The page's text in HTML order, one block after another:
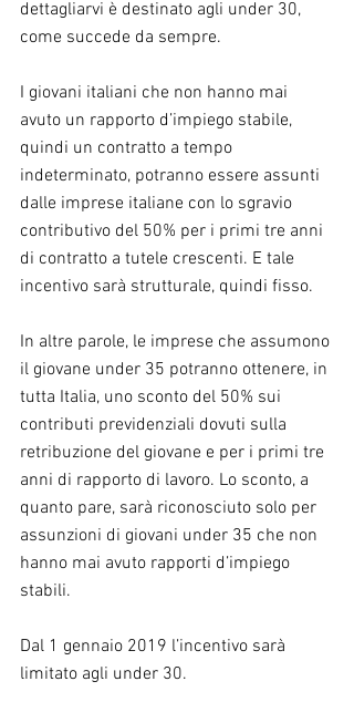
dettagliarvi è destinato agli under 30,
come succede da sempre.
I giovani italiani che non hanno mai
avuto un rapporto d’impiego stabile,
quindi un contratto a tempo
indeterminato, potranno essere assunti
dalle imprese italiane con lo sgravio
contributivo del 50% per i primi tre anni
di contratto a tutele crescenti. E tale
incentivo sarà strutturale, quindi fisso.
In altre parole, le imprese che assumono
il giovane under 35 potranno ottenere, in
tutta Italia, uno sconto del 50% sui
contributi previdenziali dovuti sulla
retribuzione del giovane e per i primi tre
anni di rapporto di lavoro. Lo sconto, a
quanto pare, sarà riconosciuto solo per
assunzioni di giovani under 35 che non
hanno mai avuto rapporti d’impiego
stabili.
Dal 1 gennaio 2019 l’incentivo sarà
limitato agli under 30.